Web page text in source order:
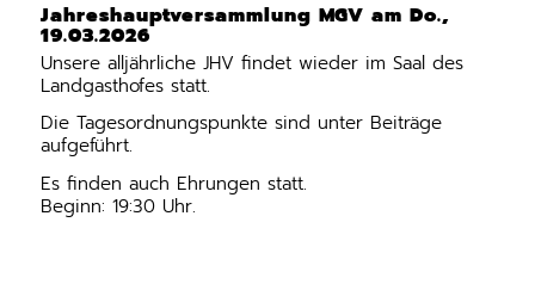
Jahreshauptversammlung MGV am Do.,
19.03.2026
Unsere alljährliche JHV findet wieder im Saal des
Landgasthofes statt.
Die Tagesordnungspunkte sind unter Beiträge
aufgeführt.
Es finden auch Ehrungen statt.
Beginn: 19:30 Uhr.